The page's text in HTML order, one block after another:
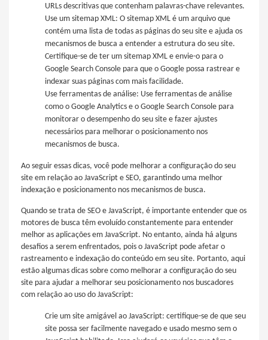
URLs descritivas que contenham palavras-chave relevantes.
Use um sitemap XML: O sitemap XML é um arquivo que
contém uma lista de todas as páginas do seu site e ajuda os
mecanismos de busca a entender a estrutura do seu site.
Certifique-se de ter um sitemap XML e envie-o para o
Google Search Console para que o Google possa rastrear e
indexar suas páginas com mais facilidade.
Use ferramentas de análise: Use ferramentas de análise
como o Google Analytics e o Google Search Console para
monitorar o desempenho do seu site e fazer ajustes
necessários para melhorar o posicionamento nos
mecanismos de busca.
Ao seguir essas dicas, você pode melhorar a configuração do seu
site em relação ao JavaScript e SEO, garantindo uma melhor
indexação e posicionamento nos mecanismos de busca.
Quando se trata de SEO e JavaScript, é importante entender que os
motores de busca têm evoluído constantemente para entender
melhor as aplicações em JavaScript. No entanto, ainda há alguns
desafios a serem enfrentados, pois o JavaScript pode afetar o
rastreamento e indexação do conteúdo em seu site. Portanto, aqui
estão algumas dicas sobre como melhorar a configuração do seu
site para ajudar a melhorar seu posicionamento nos buscadores
com relação ao uso do JavaScript:
Crie um site amigável ao JavaScript: certifique-se de que seu
site possa ser facilmente navegado e usado mesmo sem o